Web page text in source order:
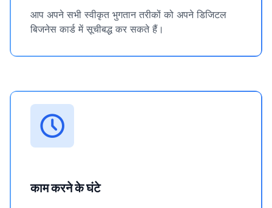
आप अपने सभी स्वीकृत भुगतान तरीकों को अपने डिजिटल
बिजनेस कार्ड में सूचीबद्ध कर सकते हैं।
काम करने के घंटे